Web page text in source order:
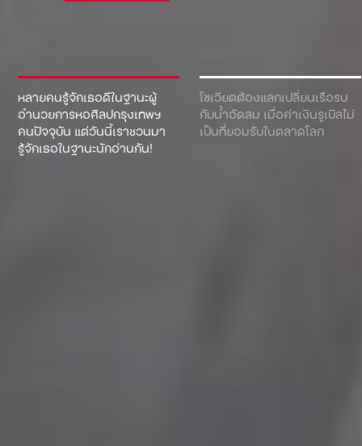
หลายคนรู้จักเธอดีในฐานะผู้
อำนวยการหอศิลปกรุงเทพฯ
คนปัจจุบัน แต่วันนี้เราชวนมา
รู้จักเธอในฐานะนักอ่านกัน!
โซเวียตต้องแลกเปลี่ยนเรือรบ
กับน้ำอัดลม เมื่อค่าเงินรูเบิลไม่
เป็นที่ยอมรับในตลาดโลก